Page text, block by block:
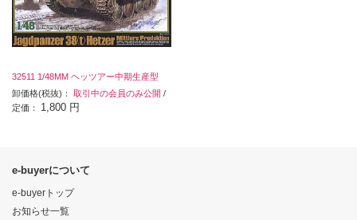
32511 1/48MM ヘッツアー中期生産型
卸価格(税抜)： 取引中の会員のみ公開 /
定価： 1,800 円
e-buyerについて
e-buyerトップ
お知らせ一覧